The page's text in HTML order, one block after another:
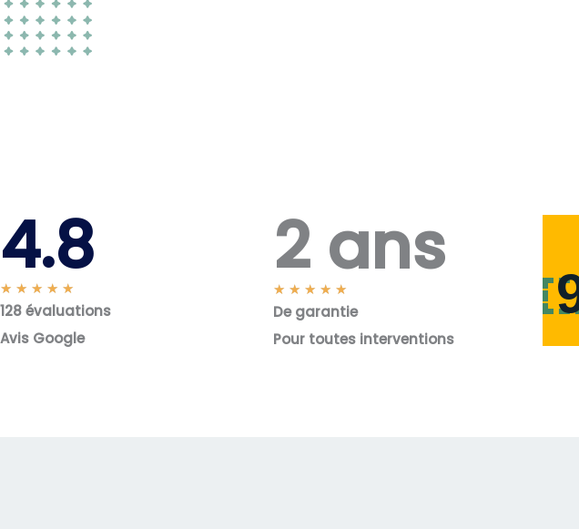
4.8
★ ★ ★ ★ ★
o
t
128 évaluations
Avis Google
2 ans
★ ★ ★ ★ ★
o
De garantie
Pour toutes interventions